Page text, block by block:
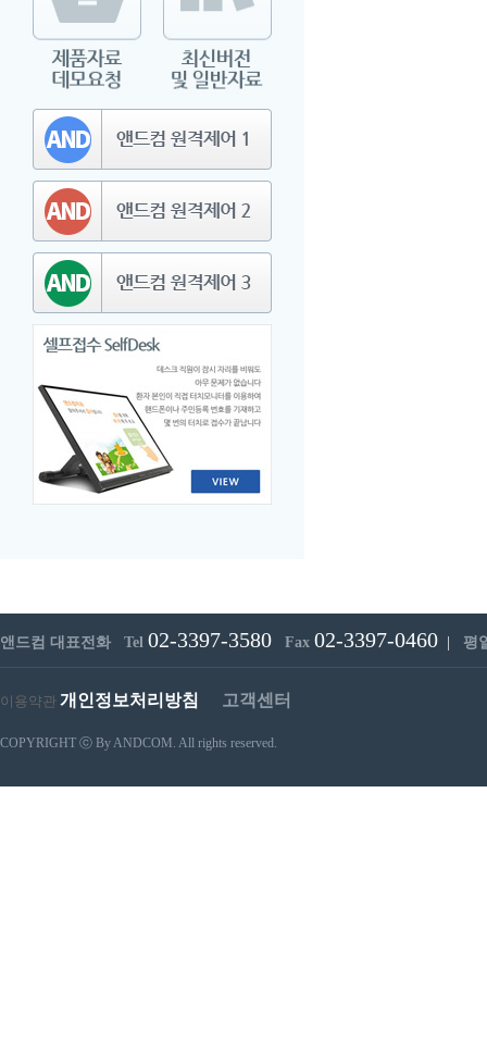
앤드컴 대표전화 Tel 02-3397-3580 Fax 02-3397-0460 평
이용약관 개인정보처리방침 고객센터
COPYRIGHT ⓒ By ANDCOM. All rights reserved.